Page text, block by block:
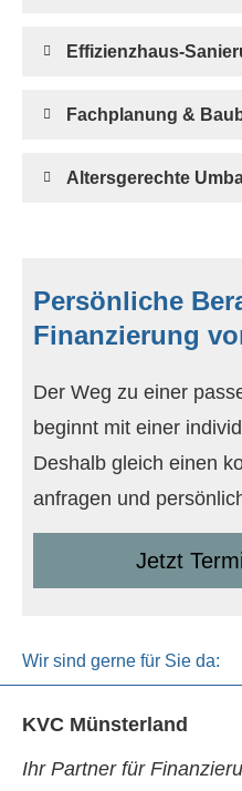
Effizienzhaus-
Fachplanung &
Altersgerechte
Persönliche
Finanzierung
Der Weg zu einer
beginnt mit einer
Deshalb gleich einen
anfragen und
Jetzt
Wir sind gerne für Sie da:
KVC Münsterland
Ihr Partner für